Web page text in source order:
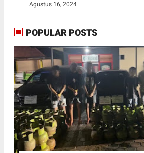
Agustus 16, 2024
POPULAR POSTS